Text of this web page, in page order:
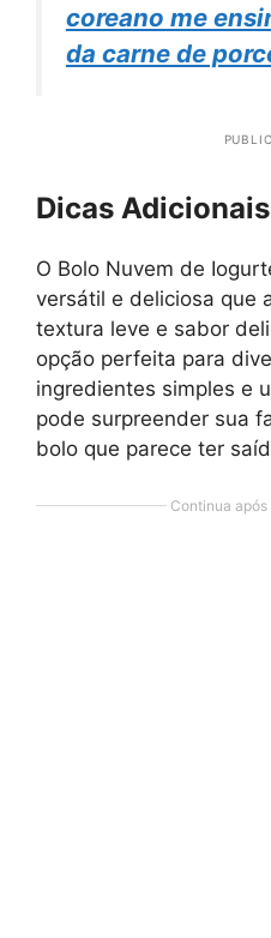
coreano me
da carne de
Dicas Adicionais
O Bolo Nuvem de
versátil e deliciosa que
textura leve e sabor
opção perfeita para
ingredientes simples e
pode surpreender sua
bolo que parece ter
Continua